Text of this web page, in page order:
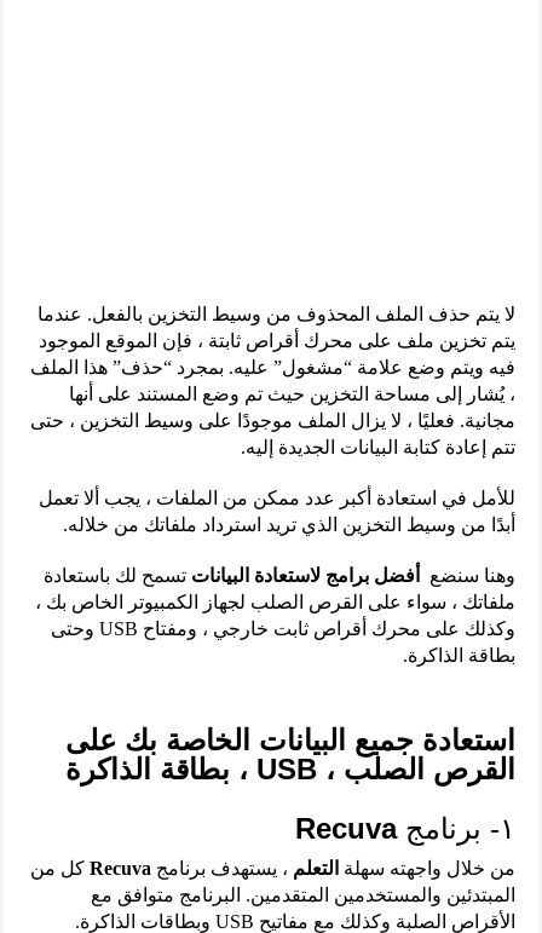
لا يتم حذف الملف المحذوف من وسيط التخزين بالفعل. عندما
يتم تخزين ملف على محرك أقراص ثابتة ، فإن الموقع الموجود
فيه ويتم وضع علامة “مشغول” عليه. بمجرد “حذف” هذا الملف
، يُشار إلى مساحة التخزين حيث تم وضع المستند على أنها
مجانية. فعليًا ، لا يزال الملف موجودًا على وسيط التخزين ، حتى
تتم إعادة كتابة البيانات الجديدة إليه.
للأمل في استعادة أكبر عدد ممكن من الملفات ، يجب ألا تعمل
أبدًا من وسيط التخزين الذي تريد استرداد ملفاتك من خلاله.
وهنا سنضع أفضل برامج لاستعادة البياناتتسمح لك باستعادة
ملفاتك ، سواء على القرص الصلب لجهاز الكمبيوتر الخاص بك ،
وكذلك على محرك أقراص ثابت خارجي ، ومفتاح USB وحتى
بطاقة الذاكرة.
استعادة جميع البيانات الخاصة بك على
القرص الصلب ، USB ، بطاقة الذاكرة
١- برنامج
Recuva
من خلال واجهته سهلة التعلم، يستهدف برنامج Recuvaكل من
المبتدئين والمستخدمين المتقدمين. البرنامج متوافق مع
الأقراص الصلبة وكذلك مع مفاتيح USB وبطاقات الذاكرة.